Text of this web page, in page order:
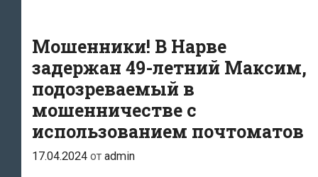
году
рост
по
всем
показателям
Мошенники! В Нарве
задержан 49-летний Максим,
подозреваемый в
мошенничестве с
использованием почтоматов
17.04.2024 от admin